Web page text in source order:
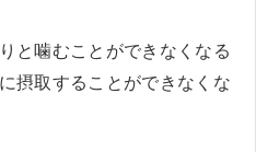
と噛むことができなくなる
摂取することができなくな